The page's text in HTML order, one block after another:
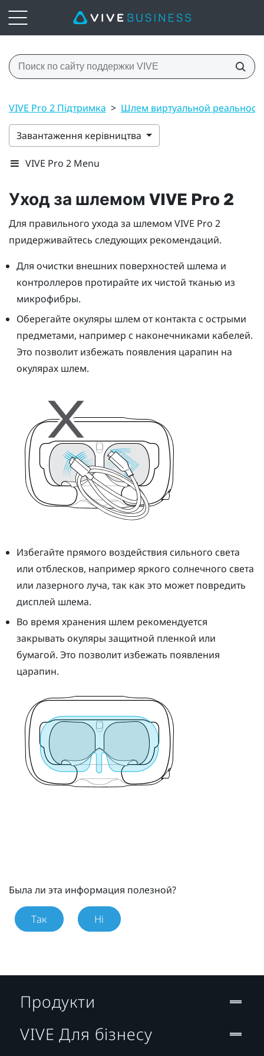
VIVE Pro 2 Підтримка > Шлем виртуальной
Завантаження керівництва
VIVE Pro 2 Menu
Уход за шлемом VIVE Pro 2
Для правильного ухода за шлемом VIVE Pro 2
придерживайтесь следующих рекомендаций.
Для очистки внешних поверхностей шлема и
контроллеров протирайте их чистой тканью из
микрофибры.
Оберегайте окуляры шлем от контакта с острыми
предметами, например с наконечниками кабелей.
Это позволит избежать появления царапин на
окулярах шлем.
Избегайте прямого воздействия сильного света
или отблесков, например яркого солнечного света
или лазерного луча, так как это может повредить
дисплей шлема.
Во время хранения шлем рекомендуется
закрывать окуляры защитной пленкой или
бумагой. Это позволит избежать появления
царапин.
Была ли эта информация полезной?
Так Ні
Продукти
VIVE Для бізнесу